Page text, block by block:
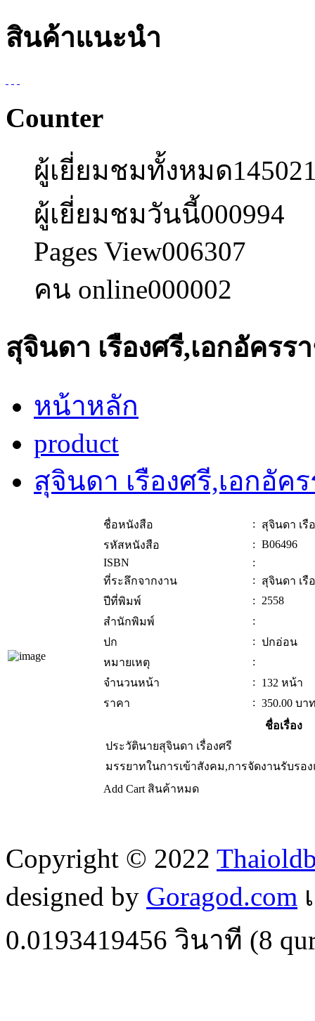
สินค้าแนะนำ
Counter
ผู้เยี่ยมชมทั้งหมด
ผู้เยี่ยมชมวันนี้000994
Pages View006307
คน online000002
สุจินดา เรืองศรี,เอกอัครร
หน้าหลัก
product
สุจินดา เรืองศรี,เอกอัค
ชื่อหนังสือ :
สุจินดา เรื
รหัสหนังสือ
: B06496
ISBN
:
ที่ระลึกจากงาน
:
สุจินดา เรื
ปีที่พิมพ์
: 2558
สำนักพิมพ์
:
ปก
: ปกอ่อน
หมายเหตุ
:
จำนวนหน้า
:
132 หน้า
ราคา
: 350.00 บา
ชื่อเรื่อง
ประวัตินายสุจินดา เรื่องศรี
มรรยาทในการเข้าสังคม,การจัดงานรับรอ
Add Cart สินค้าหมด
Copyright © 2022
designed by Goragod.com
0.0193419456 วินาที (8